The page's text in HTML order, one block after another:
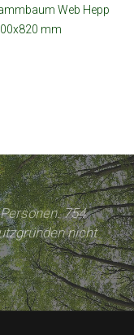
Web Hepp
mm
754
nicht